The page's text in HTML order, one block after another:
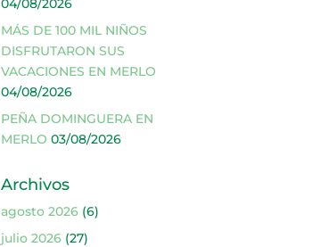
04/08/2026
MÁS DE 100 MIL NIÑOS
DISFRUTARON SUS
VACACIONES EN MERLO
04/08/2026
PEÑA DOMINGUERA EN
MERLO 03/08/2026
Archivos
agosto 2026(6)
julio 2026(27)